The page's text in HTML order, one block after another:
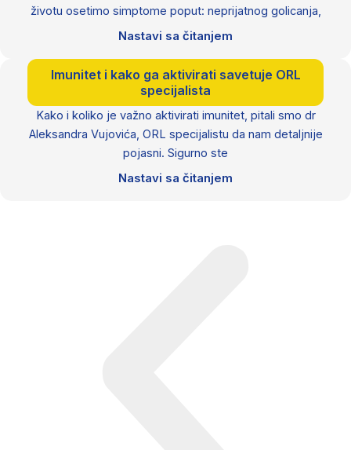
životu osetimo simptome poput: neprijatnog golicanja,
Nastavi sa čitanjem
Imunitet i kako ga aktivirati savetuje ORL
specijalista
Kako i koliko je važno aktivirati imunitet, pitali smo dr
Aleksandra Vujovića, ORL specijalistu da nam detaljnije
pojasni. Sigurno ste
Nastavi sa čitanjem